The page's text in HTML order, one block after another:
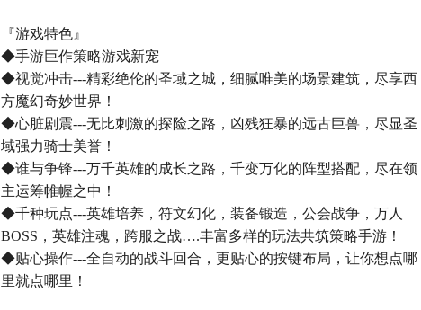
『游戏特色』
◆手游巨作策略游戏新宠
◆视觉冲击---精彩绝伦的圣域之城，细腻唯美的场景建筑，尽享西
方魔幻奇妙世界！
◆心脏剧震---无比刺激的探险之路，凶残狂暴的远古巨兽，尽显圣
域强力骑士美誉！
◆谁与争锋---万千英雄的成长之路，千变万化的阵型搭配，尽在领
主运筹帷幄之中！
◆千种玩点---英雄培养，符文幻化，装备锻造，公会战争，万人
BOSS，英雄注魂，跨服之战….丰富多样的玩法共筑策略手游！
◆贴心操作---全自动的战斗回合，更贴心的按键布局，让你想点哪
里就点哪里！